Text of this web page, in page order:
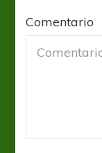
Comentario